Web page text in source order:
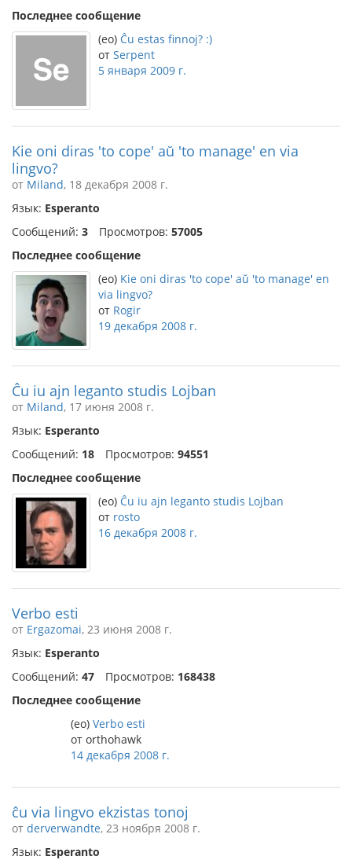
Последнее сообщение
(eo) Ĉu estas finnoj? :)
от Serpent
5 января 2009 г.
Kie oni diras 'to cope' aŭ 'to manage' en via
lingvo?
от Miland, 18 декабря 2008 г.
Язык: Esperanto
Сообщений: 3 Просмотров: 57005
Последнее сообщение
(eo) Kie oni diras 'to cope' aŭ 'to manage' en
via lingvo?
от Rogir
19 декабря 2008 г.
Ĉu iu ajn leganto studis Lojban
от Miland, 17 июня 2008 г.
Язык: Esperanto
Сообщений: 18 Просмотров: 94551
Последнее сообщение
(eo) Ĉu iu ajn leganto studis Lojban
от rosto
16 декабря 2008 г.
Verbo esti
от Ergazomai, 23 июня 2008 г.
Язык: Esperanto
Сообщений: 47 Просмотров: 168438
Последнее сообщение
(eo) Verbo esti
от orthohawk
14 декабря 2008 г.
ĉu via lingvo ekzistas tonoj
от derverwandte, 23 ноября 2008 г.
Язык: Esperanto